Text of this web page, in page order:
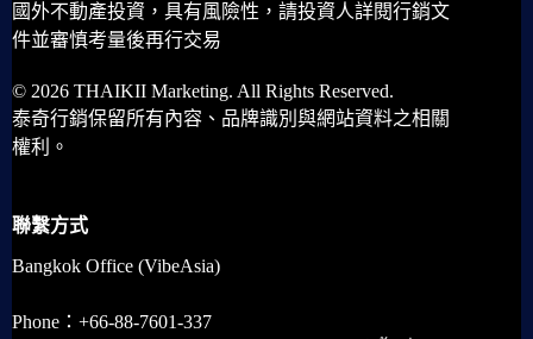
國外不動產投資，具有風險性，請投資人詳閱行銷文
件並審慎考量後再行交易
© 2026 THAIKII Marketing. All Rights Reserved.
泰奇行銷保留所有內容、品牌識別與網站資料之相關
權利。
聯繫方式
Bangkok Office (VibeAsia)
Phone：+66-88-7601-337